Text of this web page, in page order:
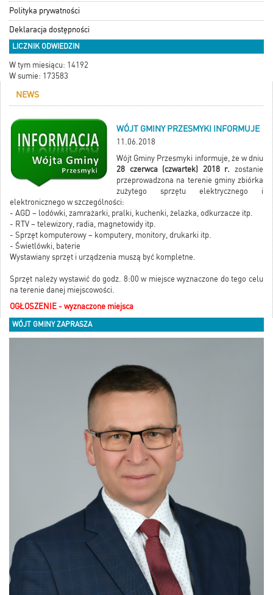
Polityka prywatności
Deklaracja dostępności
LICZNIK ODWIEDZIN
W tym miesiącu: 14192
W sumie: 173583
NEWS
WÓJT GMINY PRZESMYKI INFORMUJE
11.06.2018
Wójt Gminy Przesmyki informuje, że w dniu
28 czerwca (czwartek) 2018 r. zostanie
przeprowadzona na terenie gminy zbiórka
zużytego sprzętu elektrycznego i
elektronicznego w szczególności:
- AGD – lodówki, zamrażarki, pralki, kuchenki, żelazka, odkurzacze itp.
- RTV – telewizory, radia, magnetowidy itp.
- Sprzęt komputerowy – komputery, monitory, drukarki itp.
- Świetlówki, baterie
Wystawiany sprzęt i urządzenia muszą być kompletne.
Sprzęt należy wystawić do godz. 8:00 w miejsce wyznaczone do tego celu
na terenie danej miejscowości.
OGŁOSZENIE - wyznaczone miejsca
WÓJT GMINY ZAPRASZA